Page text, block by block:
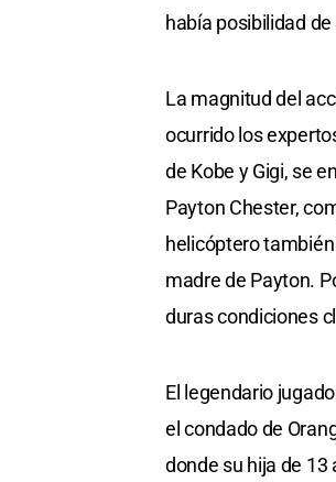
había posibilidad
La magnitud del
ocurrido los
de Kobe y Gigi, se
Payton Chester,
helicóptero
madre de Payton.
duras condiciones
El legendario
el condado de
donde su hija de 13